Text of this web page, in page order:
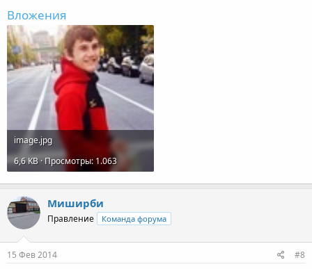
Вложения
image.jpg
6,6 KB · Просмотры: 1.063
Миширби
Правление Команда форума
15 Фев 2014 #8